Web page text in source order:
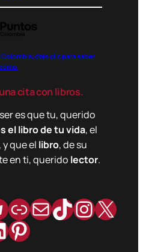
dale clic para saber
cita con libros.
es que tu, querido
el libro de tu vida, el
que el libro, de su
en ti, querido lector.
Enlace
Correo
TikTok
X
Pinterest